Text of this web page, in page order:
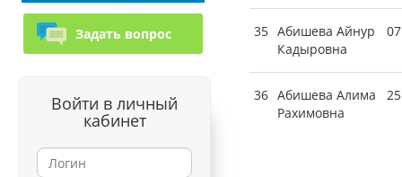
Задать вопрос
Войти в личный
кабинет
35 Абишева Айнур
Кадыровна
36 Абишева Алима
Рахимовна